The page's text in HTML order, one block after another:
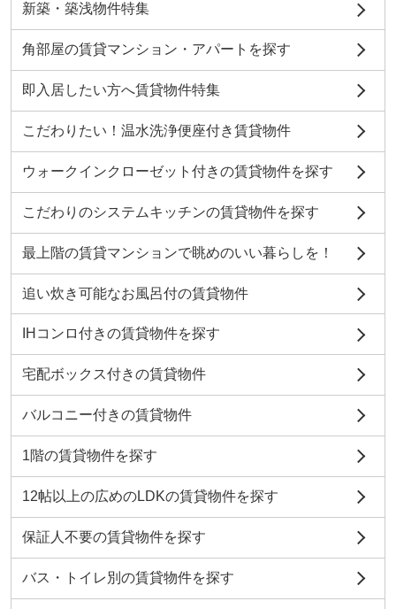
新築・築浅物件特集
角部屋の賃貸マンション・アパートを探す
即入居したい方へ賃貸物件特集
こだわりたい！温水洗浄便座付き賃貸物件
ウォークインクローゼット付きの賃貸物件を探す
こだわりのシステムキッチンの賃貸物件を探す
最上階の賃貸マンションで眺めのいい暮らしを！
追い炊き可能なお風呂付の賃貸物件
IHコンロ付きの賃貸物件を探す
宅配ボックス付きの賃貸物件
バルコニー付きの賃貸物件
1階の賃貸物件を探す
12帖以上の広めのLDKの賃貸物件を探す
保証人不要の賃貸物件を探す
バス・トイレ別の賃貸物件を探す